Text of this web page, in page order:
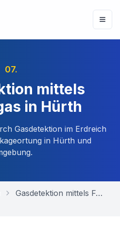
07.
mittels
in Hürth
Gasdetektion im Erdreich
in Hürthund
Gasdetektion mittels Formiergas